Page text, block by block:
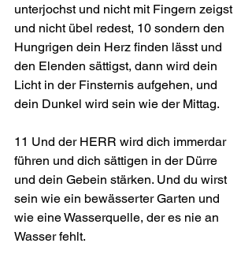
unterjochst und nicht mit Fingern zeigst
und nicht übel redest, 10 sondern den
Hungrigen dein Herz finden lässt und
den Elenden sättigst, dann wird dein
Licht in der Finsternis aufgehen, und
dein Dunkel wird sein wie der Mittag.
11 Und der HERR wird dich immerdar
führen und dich sättigen in der Dürre
und dein Gebein stärken. Und du wirst
sein wie ein bewässerter Garten und
wie eine Wasserquelle, der es nie an
Wasser fehlt.